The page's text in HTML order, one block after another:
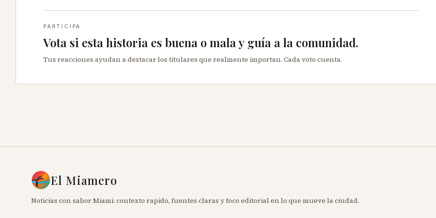
PARTICIPA
Vota si esta historia es buena o mala y guía a la comunidad.
Tus reacciones ayudan a destacar los titulares que realmente importan. Cada voto cuenta.
El Miamero
Noticias con sabor Miami: contexto rapido, fuentes claras y foco editorial en lo que mueve la ciudad.